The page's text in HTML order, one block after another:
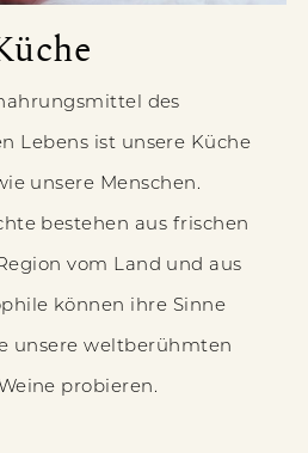
des
Lebens ist unsere Küche
unsere Menschen.
bestehen aus frischen
vom Land und aus
können ihre Sinne
unsere weltberühmten
probieren.